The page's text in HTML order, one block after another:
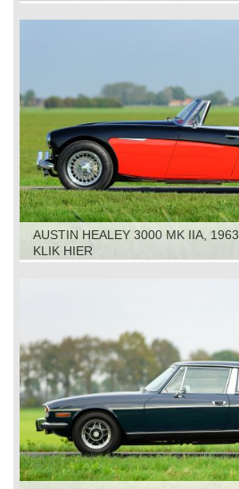
AUSTIN HEALEY 3000 MK IIA, 1963
KLIK HIER